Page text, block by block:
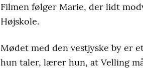
Filmen følger Marie, der lidt
Højskole.
Mødet med den vestjyske by er
hun taler, lærer hun, at Velling